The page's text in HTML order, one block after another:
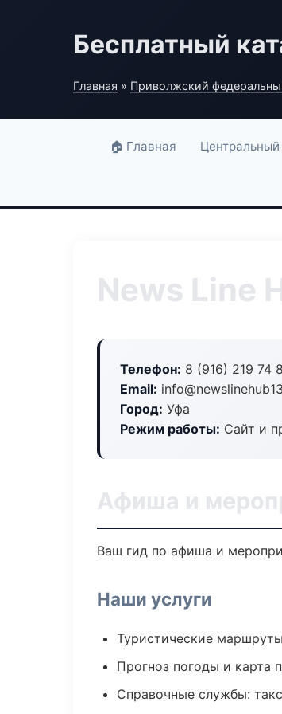
Бесплатный
Главная » Приволжский
🏠 Главная
News Line
Телефон: 8 (916) 219 74
Email:
Город: Уфа
Режим работы: Сайт и
Афиша и
Ваш гид по афиша и
Наши услуги
Туристические
Прогноз погоды и карта
Справочные службы: